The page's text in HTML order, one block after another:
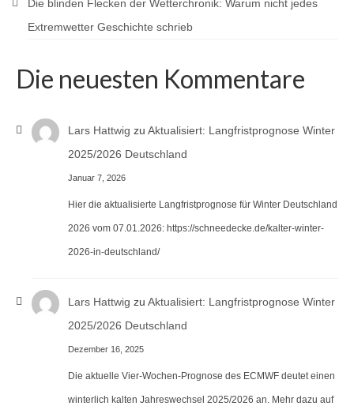
Die blinden Flecken der Wetterchronik: Warum nicht jedes
Extremwetter Geschichte schrieb
Die neuesten Kommentare
Lars Hattwig zu Aktualisiert: Langfristprognose Winter
2025/2026 Deutschland
Januar 7, 2026
Hier die aktualisierte Langfristprognose für Winter Deutschland
2026 vom 07.01.2026: https://schneedecke.de/kalter-winter-
2026-in-deutschland/
Lars Hattwig zu Aktualisiert: Langfristprognose Winter
2025/2026 Deutschland
Dezember 16, 2025
Die aktuelle Vier-Wochen-Prognose des ECMWF deutet einen
winterlich kalten Jahreswechsel 2025/2026 an. Mehr dazu auf